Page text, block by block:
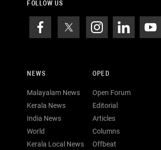
FOLLOW US
NEWS
Malayalam News
Kerala News
India News
World
Kerala Local News
OPED
Open Forum
Editorial
Articles
Columns
Offbeat